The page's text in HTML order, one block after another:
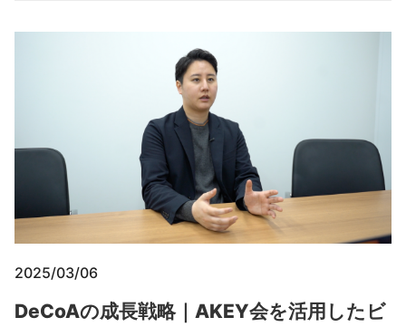
2025/03/06
DeCoAの成長戦略｜AKEY会を活用したビ